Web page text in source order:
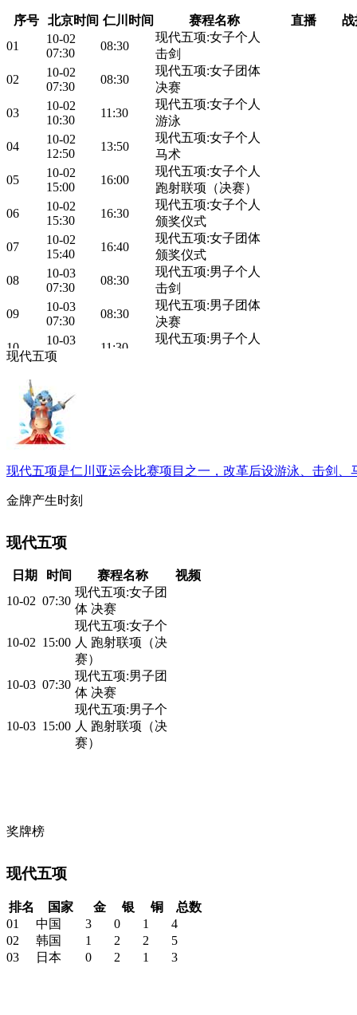
序号 北京时间 仁川时间 赛程名称 直播
战
01
10-02
07:30
08:30
现代五项:女子个人
击剑
02
10-02
07:30
08:30
现代五项:女子团体
决赛
03
10-02
10:30
11:30
现代五项:女子个人
游泳
04
10-02
12:50
13:50
现代五项:女子个人
马术
05
10-02
15:00
16:00
现代五项:女子个人
跑射联项（决赛）
06
10-02
15:30
16:30
现代五项:女子个人
颁奖仪式
07
10-02
15:40
16:40
现代五项:女子团体
颁奖仪式
08
10-03
07:30
08:30
现代五项:男子个人
击剑
09
10-03
07:30
08:30
现代五项:男子团体
决赛
10
10-03
10:30
11:30
现代五项:男子个人
12:50
10-03
15:00
13
10-03
14
10-03
16:40
现代五项:男子团体
现代五项
现代五项是仁川亚运会比赛项目之一，改革后设游泳、击剑、
金牌产生时刻
现代五项
日期 时间 赛程名称
视频
10-02 07:30
现代五项:女子团
体 决赛
10-02 15:00
现代五项:女子个
人 跑射联项（决
赛）
10-03 07:30
现代五项:男子团
体 决赛
10-03 15:00
现代五项:男子个
人 跑射联项（决
赛）
奖牌榜
现代五项
排名 国家 金 银 铜
总数
01
中国 3 0 1
4
02
韩国 1 2 2
5
03
日本 0 2 1 3